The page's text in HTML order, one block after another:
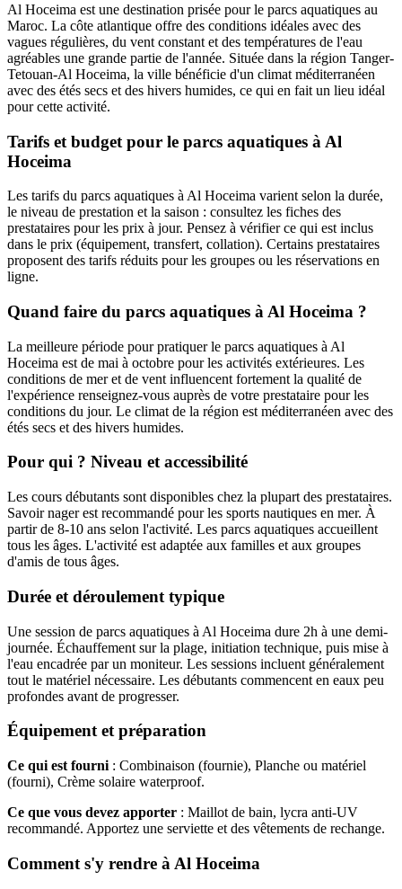
Al Hoceima est une destination prisée pour le parcs aquatiques au
Maroc. La côte atlantique offre des conditions idéales avec des
vagues régulières, du vent constant et des températures de l'eau
agréables une grande partie de l'année. Située dans la région Tanger-
Tetouan-Al Hoceima, la ville bénéficie d'un climat méditerranéen
avec des étés secs et des hivers humides, ce qui en fait un lieu idéal
pour cette activité.
Tarifs et budget pour le parcs aquatiques à Al
Hoceima
Les tarifs du parcs aquatiques à Al Hoceima varient selon la durée,
le niveau de prestation et la saison : consultez les fiches des
prestataires pour les prix à jour. Pensez à vérifier ce qui est inclus
dans le prix (équipement, transfert, collation). Certains prestataires
proposent des tarifs réduits pour les groupes ou les réservations en
ligne.
Quand faire du parcs aquatiques à Al Hoceima ?
La meilleure période pour pratiquer le parcs aquatiques à Al
Hoceima est de mai à octobre pour les activités extérieures. Les
conditions de mer et de vent influencent fortement la qualité de
l'expérience renseignez-vous auprès de votre prestataire pour les
conditions du jour. Le climat de la région est méditerranéen avec des
étés secs et des hivers humides.
Pour qui ? Niveau et accessibilité
Les cours débutants sont disponibles chez la plupart des prestataires.
Savoir nager est recommandé pour les sports nautiques en mer. À
partir de 8-10 ans selon l'activité. Les parcs aquatiques accueillent
tous les âges. L'activité est adaptée aux familles et aux groupes
d'amis de tous âges.
Durée et déroulement typique
Une session de parcs aquatiques à Al Hoceima dure 2h à une demi-
journée. Échauffement sur la plage, initiation technique, puis mise à
l'eau encadrée par un moniteur. Les sessions incluent généralement
tout le matériel nécessaire. Les débutants commencent en eaux peu
profondes avant de progresser.
Équipement et préparation
Ce qui est fourni : Combinaison (fournie), Planche ou matériel
(fourni), Crème solaire waterproof.
Ce que vous devez apporter : Maillot de bain, lycra anti-UV
recommandé. Apportez une serviette et des vêtements de rechange.
Comment s'y rendre à Al Hoceima